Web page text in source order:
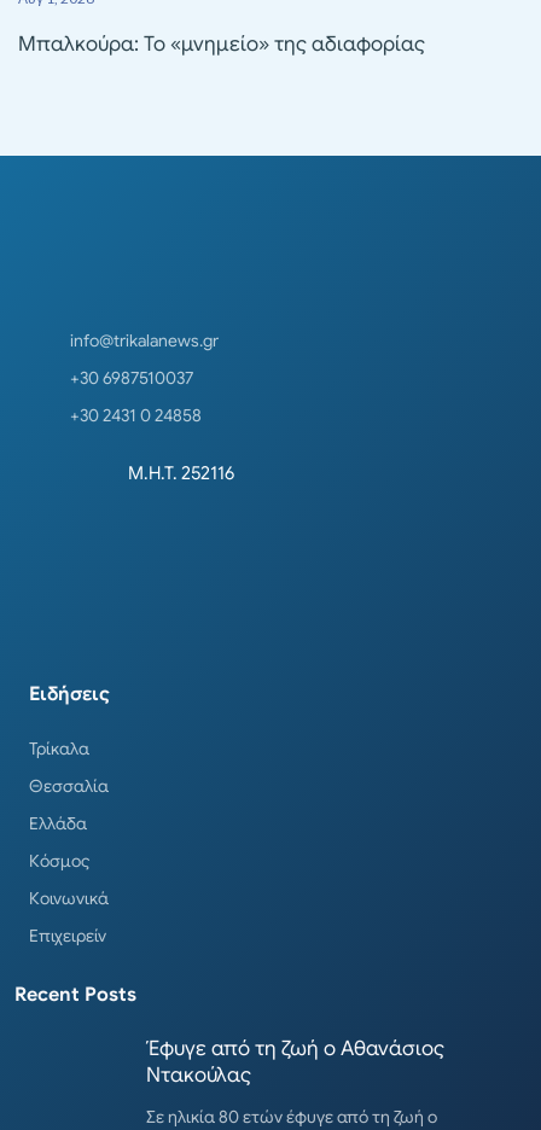
Μπαλκούρα: Το «μνημείο» της αδιαφορίας
info@trikalanews.gr
+30 6987510037
+30 2431 0 24858
Μ.Η.Τ. 252116
Ειδήσεις
Τρίκαλα
Θεσσαλία
Ελλάδα
Κόσμος
Κοινωνικά
Επιχειρείν
Recent Posts
Έφυγε από τη ζωή ο Αθανάσιος
Ντακούλας
Σε ηλικία 80 ετών έφυγε από τη ζωή ο